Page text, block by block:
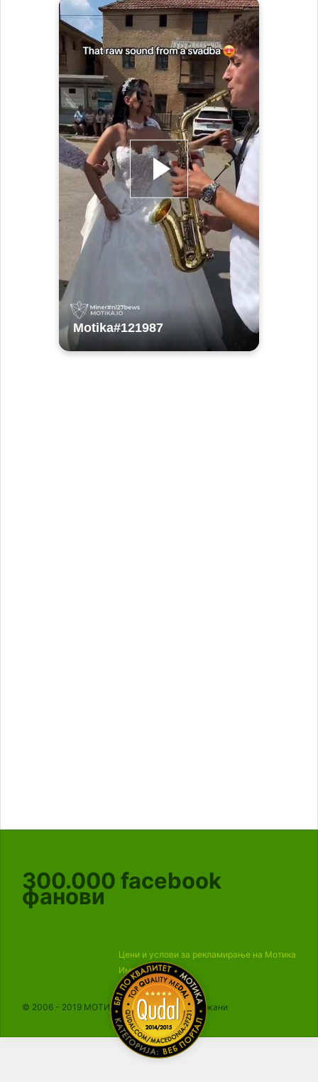
300.000 facebook
фанови
Цени и услови за рекламирање на Мотика
Импресум
© 2006 - 2019 МОТИКА, Сите права се задржани